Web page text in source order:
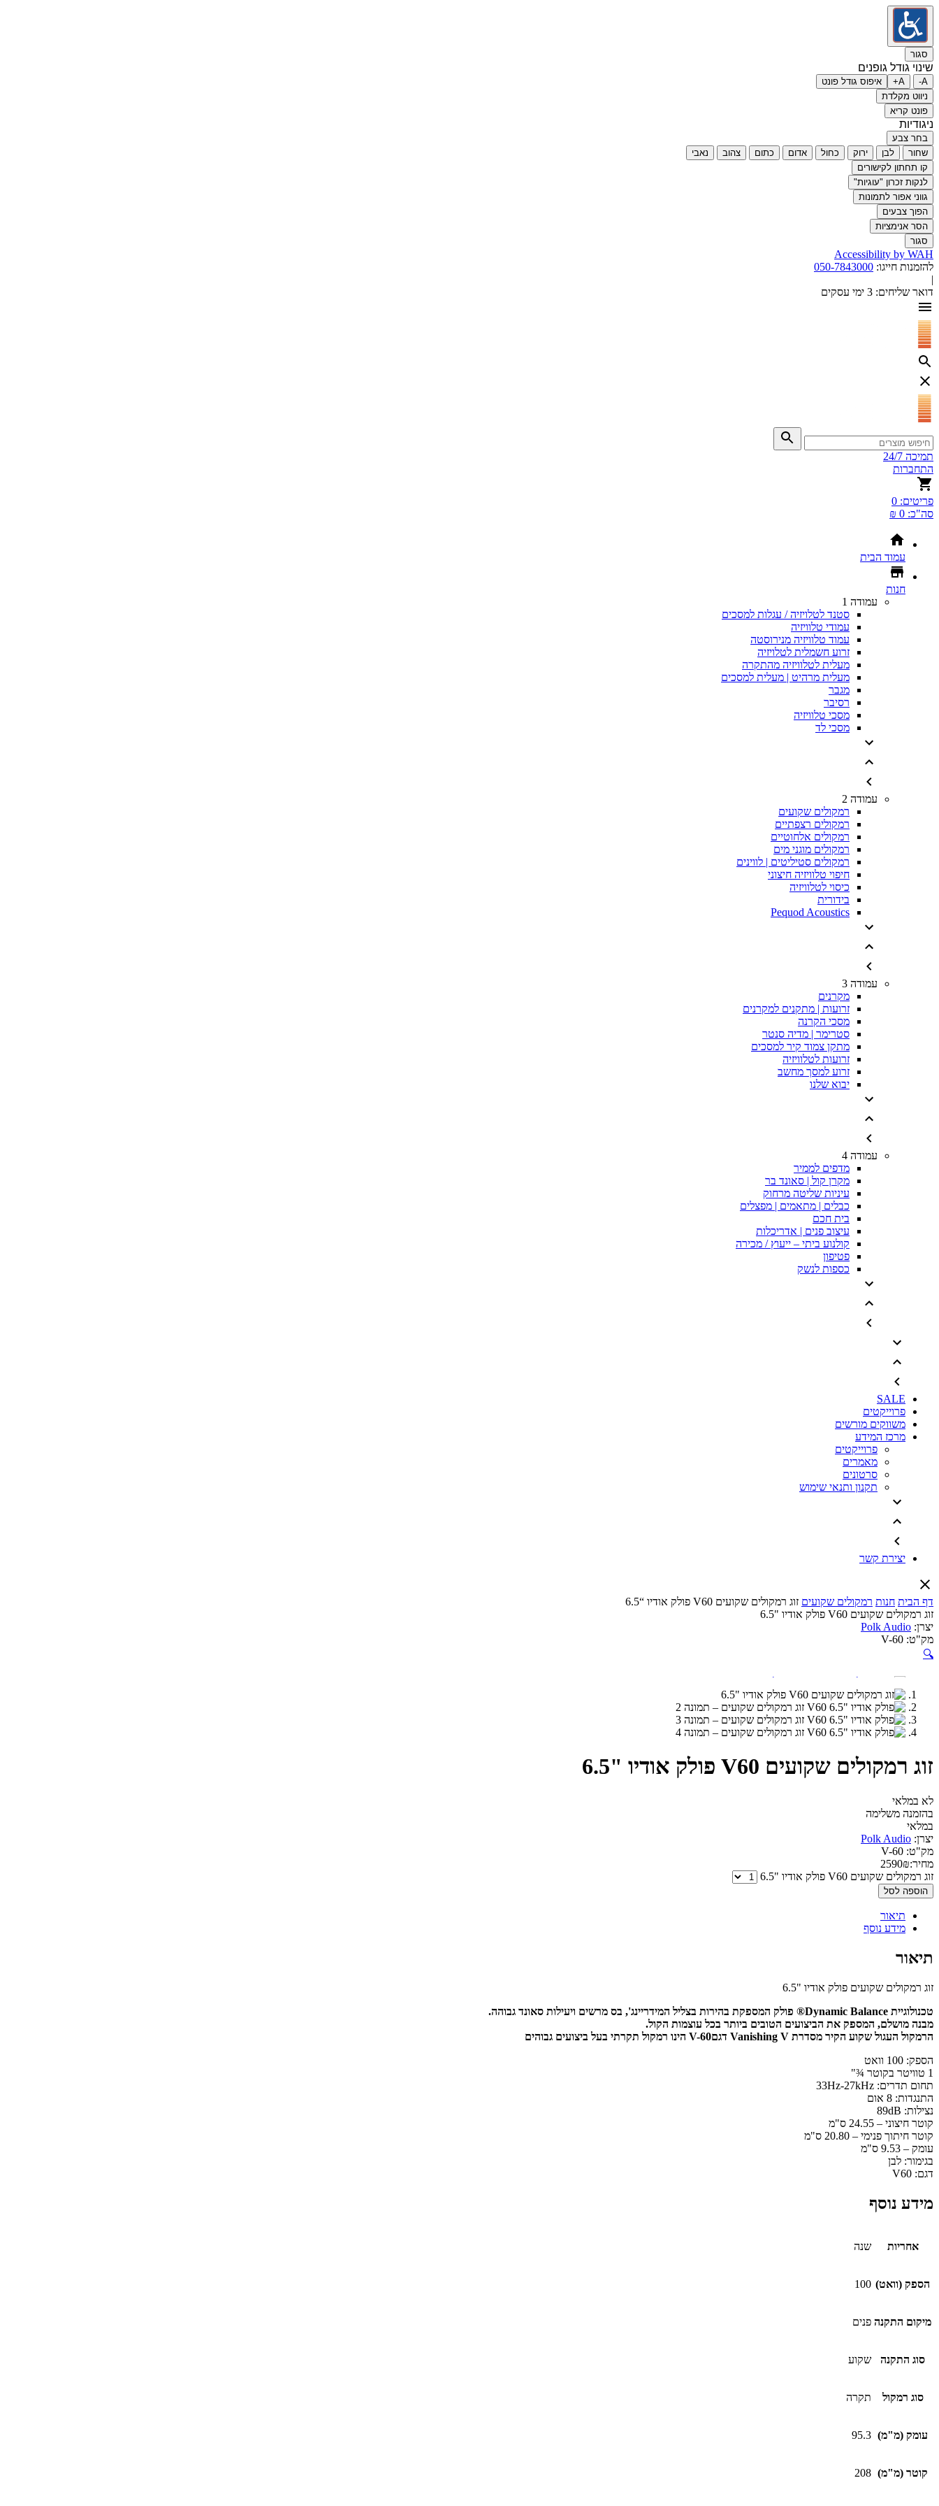
סגור
שינוי גודל גופנים
A-
A+
איפוס גודל פונט
ניווט מקלדת
פונט קריא
ניגודיות
בחר צבע
שחור
לבן ירוק כחול אדום כתום צהוב
נאבי
קו תחתון לקישורים
לנקות זכרון "עוגיות"
גווני אפור לתמונות
הפוך צבעים
הסר אנימציות
סגור
Accessibility by WAH
להזמנות חייגו: 050-7843000
|
דואר שליחים: 3 ימי עסקים
תמיכה 24/7
התחברות
פריטים: 0
סה"כ: 0 ₪
עמוד הבית
חנות
עמודה 1
סטנד לטלויזיה / עגלות למסכים
עמודי טלוויזיה
עמוד טלוויזיה מנירוסטה
זרוע חשמלית לטלויזיה
מעלית לטלוויזיה מהתקרה
מעלית מרהיט | מעלית למסכים
מגבר
רסיבר
מסכי טלוויזיה
מסכי לד
עמודה 2
רמקולים שקועים
רמקולים רצפתיים
רמקולים אלחוטיים
רמקולים מוגני מים
רמקולים סטיליטים | לווינים
חיפוי טלוויזיה חיצוני
כיסוי לטלוויזיה
בידורית
Pequod Acoustics
עמודה 3
מקרנים
זרועות | מתקנים למקרנים
מסכי הקרנה
סטרימר | מדיה סנטר
מתקן צמוד קיר למסכים
זרועות לטלוויזיה
זרוע למסך מחשב
יבוא שלנו
עמודה 4
מדפים לממיר
מקרן קול | סאונד בר
עיניות שליטה מרחוק
כבלים | מתאמים | מפצלים
בית חכם
עיצוב פנים | אדריכלות
קולנוע ביתי – ייעוץ / מכירה
פטיפון
כספות לנשק
SALE
פרוייקטים
משווקים מורשים
מרכז המידע
פרוייקטים
מאמרים
סרטונים
תקנון ותנאי שימוש
יצירת קשר
דף הבית חנות רמקולים שקועים זוג רמקולים שקועים V60 פולק אודיו “6.5
זוג רמקולים שקועים V60 פולק אודיו "6.5
יצרן: Polk Audio
מק"ט: V-60
🔍
זוג רמקולים שקועים V60 פולק אודיו "6.5
לא במלאי
בהזמנה משלימה
במלאי
יצרן: Polk Audio
מק"ט: V-60
מחיר:
2590₪
זוג רמקולים שקועים V60 פולק אודיו "6.5
הוספה לסל
תיאור
מידע נוסף
תיאור
זוג רמקולים שקועים פולק אודיו "6.5
טכנולוגיית Dynamic Balance® פולק המספקת בהירות בצליל המידריינג', בס מרשים ויעילות סאונד גבוהה.
מבנה מושלם, המספק את הביצועים הטובים ביותר בכל עוצמות הקול.
הרמקול העגול שקוע הקיר מסדרת Vanishing V דגםV-60 הינו רמקול תקרתי בעל ביצועים גבוהים
הספק: 100 וואט
1 טוויטר בקוטר ¾"
תחום תדרים: 33Hz-27kHz
התנגדות: 8 אום
נצילות: 89dB
קוטר חיצוני – 24.55 ס"מ
קוטר חיתוך פנימי – 20.80 ס"מ
עומק – 9.53 ס"מ
בגימור: לבן
דגם: V60
מידע נוסף
אחריות שנה
הספק (וואט) 100
מיקום התקנה פנים
סוג התקנה שקוע
סוג רמקול תקרה
עומק (מ"מ) 95.3
קוטר (מ"מ) 208